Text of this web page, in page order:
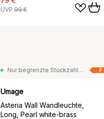
UVP 99 €
F
Nur begrenzte Stückzahl vorrätig
Umage
Asteria Wall Wandleuchte,
Long, Pearl white-brass